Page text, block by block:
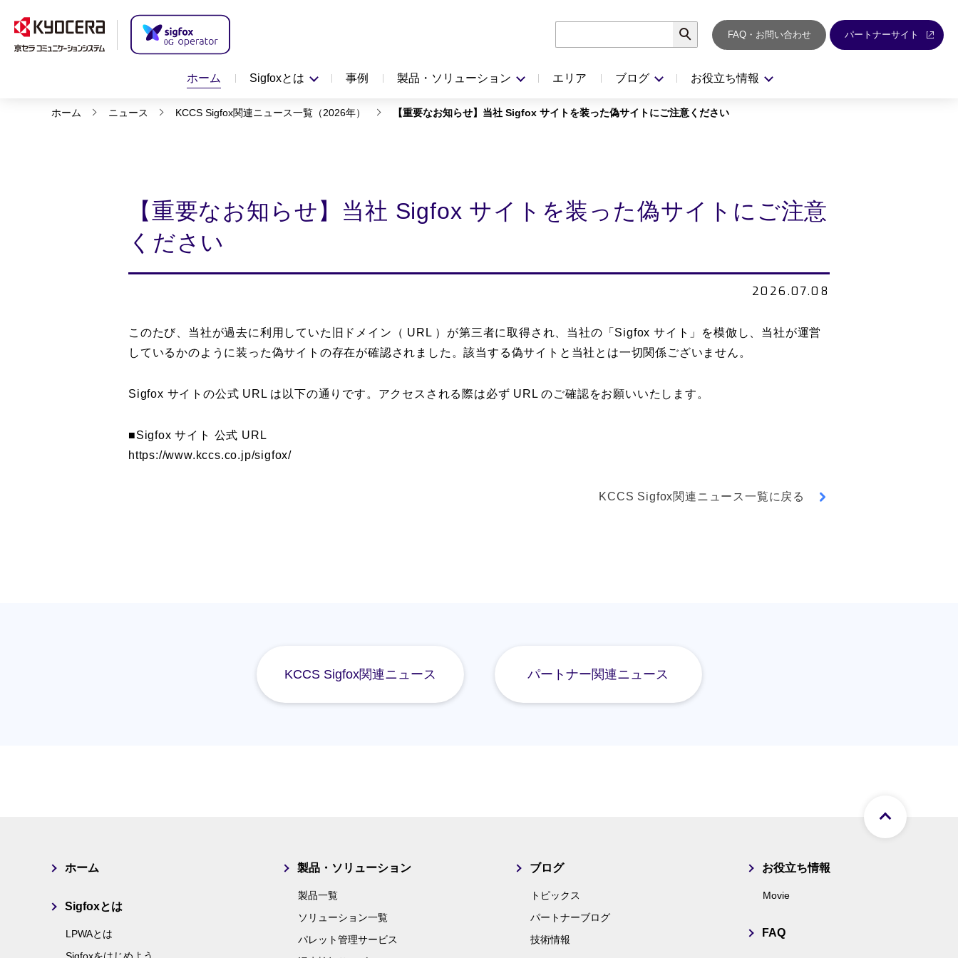
ホーム Sigfoxとは 事例 製品・ソリューション エリア ブログ お役立ち情報
検索 FAQ・お問い合わせ パートナーサイト
ホーム ニュース KCCS Sigfox関連ニュース一覧（2026年） 【重要なお知らせ】当社 Sigfox サイトを装った偽サイトにご注意ください
【重要なお知らせ】当社 Sigfox サイトを装った偽サイトにご注意
ください
2026.07.08
このたび、当社が過去に利用していた旧ドメイン（ URL ）が第三者に取得され、当社の「Sigfox サイト」を模倣し、当社が運営
しているかのように装った偽サイトの存在が確認されました。該当する偽サイトと当社とは一切関係ございません。
Sigfox サイトの公式 URL は以下の通りです。アクセスされる際は必ず URL のご確認をお願いいたします。
■Sigfox サイト 公式 URL
https://www.kccs.co.jp/sigfox/
KCCS Sigfox関連ニュース一覧に戻る
KCCS Sigfox関連ニュース パートナー関連ニュース
ホーム
Sigfoxとは
LPWAとは
製品・ソリューション
製品一覧
ソリューション一覧
パレット管理サービス
ブログ
トピックス
パートナーブログ
技術情報
お役立ち情報
Movie
FAQ